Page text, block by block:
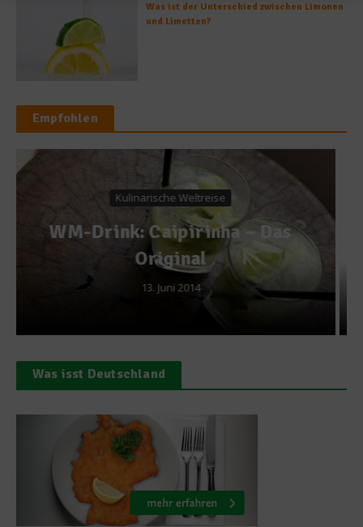
Was ist der Unterschied zwischen Limonen
und Limetten?
Empfohlen
Gewürze & Kräuter
Wo kommen unsere
Gewürze her
21. Juni 2013
Was isst Deutschland